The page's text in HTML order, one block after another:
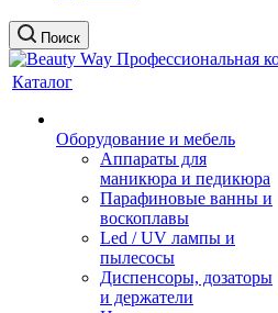
Поиск
Каталог
Оборудование и мебель
Аппараты для
маникюра и педикюра
Парафиновые ванны и
воскоплавы
Led / UV лампы и
пылесосы
Диспенсоры, дозаторы
и держатели